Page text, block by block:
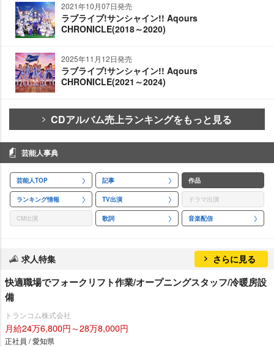
2021年10月07日発売
ラブライブ!サンシャイン!! Aqours
CHRONICLE(2018～2020)
2025年11月12日発売
ラブライブ!サンシャイン!! Aqours
CHRONICLE(2021～2024)
CDアルバム売上ランキングをもっと見る
芸能人事典
芸能人TOP 記事 作品
ランキング情報 TV出演 ドラマ出演
CM出演 歌詞 音楽配信
求人特集 さらに見る
快適職場でフォークリフト作業/オープニングスタッフ/冷暖房設
備
トランコム株式会社
月給24万6,800円～28万8,000円
正社員 / 愛知県